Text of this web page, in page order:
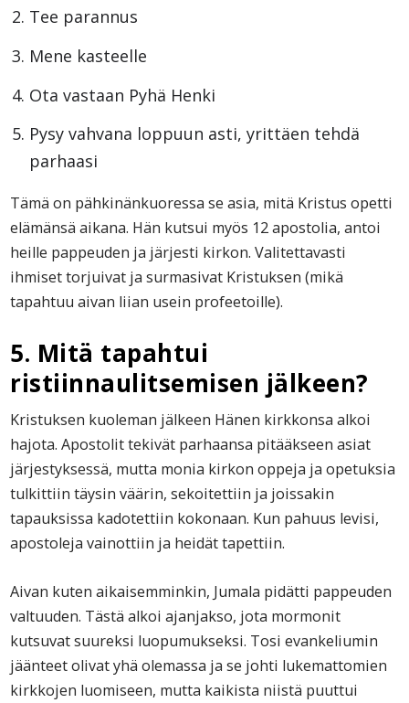
Tee parannus
Mene kasteelle
Ota vastaan Pyhä Henki
Pysy vahvana loppuun asti, yrittäen tehdä
parhaasi
Tämä on pähkinänkuoressa se asia, mitä Kristus opetti
elämänsä aikana. Hän kutsui myös 12 apostolia, antoi
heille pappeuden ja järjesti kirkon. Valitettavasti
ihmiset torjuivat ja surmasivat Kristuksen (mikä
tapahtuu aivan liian usein profeetoille).
5. Mitä tapahtui
ristiinnaulitsemisen jälkeen?
Kristuksen kuoleman jälkeen Hänen kirkkonsa alkoi
hajota. Apostolit tekivät parhaansa pitääkseen asiat
järjestyksessä, mutta monia kirkon oppeja ja opetuksia
tulkittiin täysin väärin, sekoitettiin ja joissakin
tapauksissa kadotettiin kokonaan. Kun pahuus levisi,
apostoleja vainottiin ja heidät tapettiin.
Aivan kuten aikaisemminkin, Jumala pidätti pappeuden
valtuuden. Tästä alkoi ajanjakso, jota mormonit
kutsuvat suureksi luopumukseksi. Tosi evankeliumin
jäänteet olivat yhä olemassa ja se johti lukemattomien
kirkkojen luomiseen, mutta kaikista niistä puuttui